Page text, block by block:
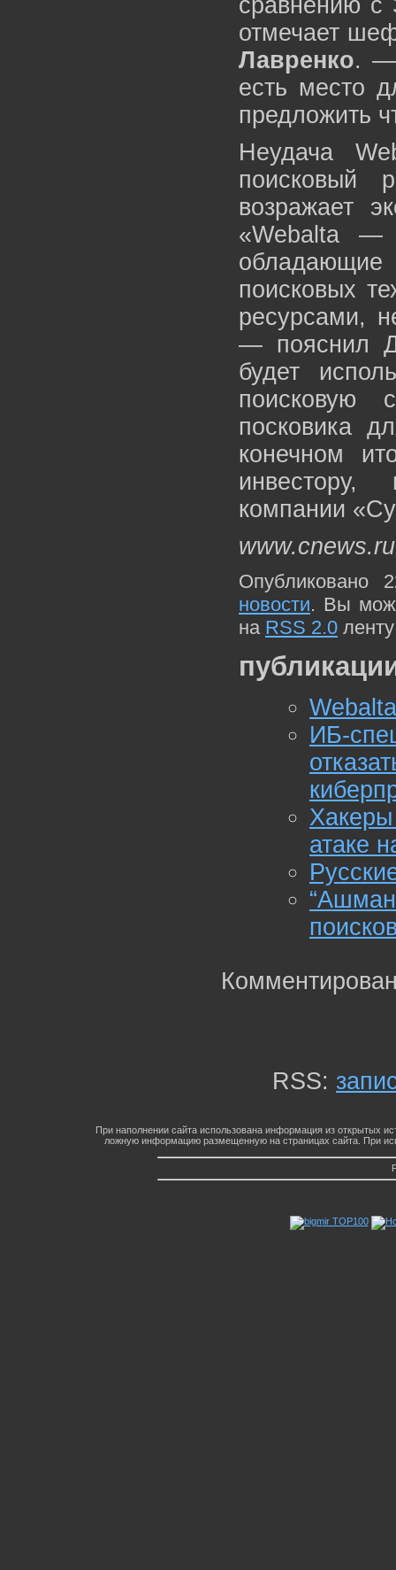
сравнению с
отмечает
Лавренко. —
есть место
предложить
Неудача
поисковый
возражает
«Webalta —
поисковых
ресурсами,
— пояснил
будет
поисковую
посковика
конечном
компании
www.cnews.ru
Опубликовано
новости. Вы
на RSS 2.0
ИБ-
атаке
RSS:
При наполнении сайта использована информация из открытых
ложную информацию размещенную на страницах сайта. При